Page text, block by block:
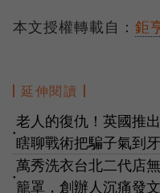
本文授權轉載自： 鉅
延伸閱讀
●
老人的復仇！英國推
瞎聊戰術把騙子氣到
●
萬秀洗衣台北二代店
籠罩，創辦人沉痛發